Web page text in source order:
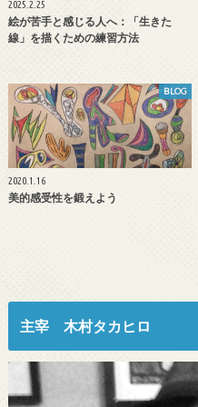
2025.2.25
絵が苦手と感じる人へ：「生きた
線」を描くための練習方法
BLOG
2020.1.16
美的感受性を鍛えよう
主宰 木村タカヒロ